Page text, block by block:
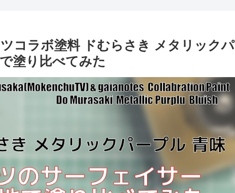
コラボ塗料 ドむらさき メタリックパ
塗り比べてみた